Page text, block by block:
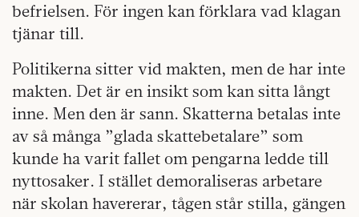
befrielsen. För ingen kan förklara vad klagan
tjänar till.
Politikerna sitter vid makten, men de har inte
makten. Det är en insikt som kan sitta långt
inne. Men den är sann. Skatterna betalas inte
av så många ”glada skattebetalare” som
kunde ha varit fallet om pengarna ledde till
nyttosaker. I stället demoraliseras arbetare
när skolan havererar, tågen står stilla, gängen